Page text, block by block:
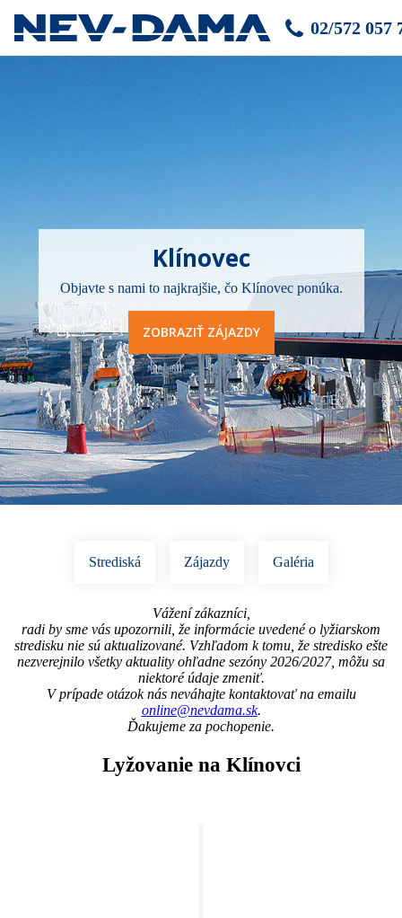
02/572 057
Klínovec
Objavte s nami to najkrajšie, čo Klínovec ponúka.
ZOBRAZIŤ ZÁJAZDY
Strediská Zájazdy Galéria
Vážení zákazníci,
radi by sme vás upozornili, že informácie uvedené o lyžiarskom
stredisku nie sú aktualizované. Vzhľadom k tomu, že stredisko ešte
nezverejnilo všetky aktuality ohľadne sezóny 2026/2027, môžu sa
niektoré údaje zmeniť.
V prípade otázok nás neváhajte kontaktovať na emailu
online@nevdama.sk.
Ďakujeme za pochopenie.
Lyžovanie na Klínovci